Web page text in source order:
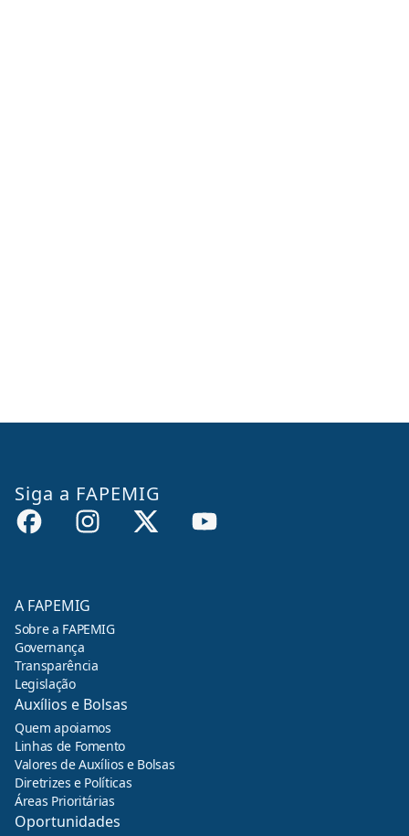
Siga a FAPEMIG
A FAPEMIG
Sobre a FAPEMIG
Governança
Transparência
Legislação
Auxílios e Bolsas
Quem apoiamos
Linhas de Fomento
Valores de Auxílios e Bolsas
Diretrizes e Políticas
Áreas Prioritárias
Oportunidades